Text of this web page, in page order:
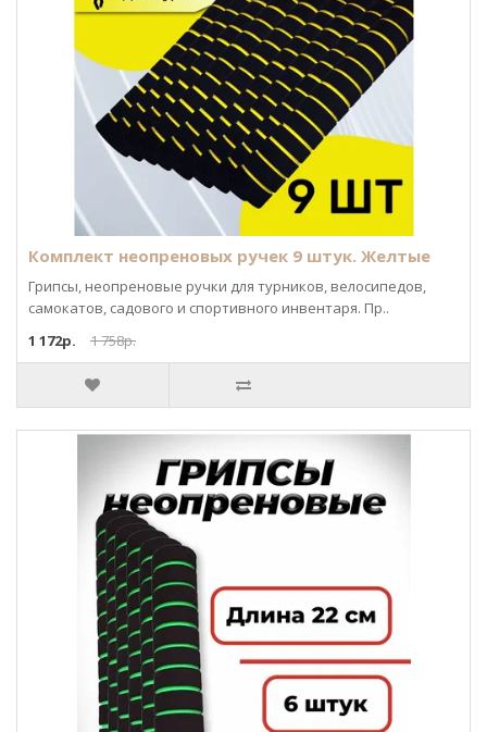
Комплект неопреновых ручек 9 штук. Желтые
Грипсы, неопреновые ручки для турников, велосипедов,
самокатов, садового и спортивного инвентаря. Пр..
1 172р.
1 758р.